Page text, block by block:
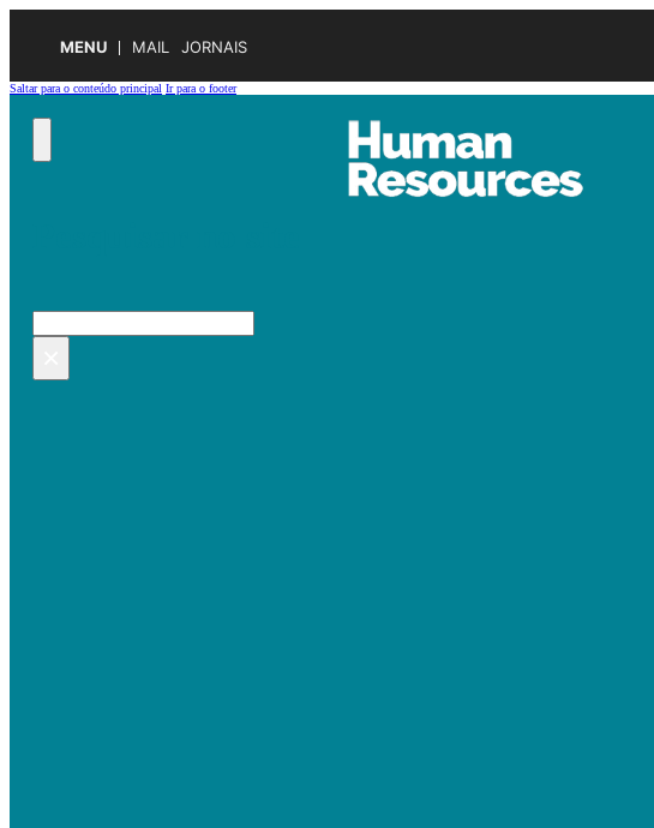
MENU MAIL JORNAIS
Saltar para o conteúdo principal Ir para o footer
Pesquisar